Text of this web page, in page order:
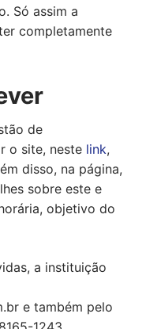
Só assim a
completamente
de
o site, neste link,
disso, na página,
sobre este e
objetivo do
a instituição
e também pelo